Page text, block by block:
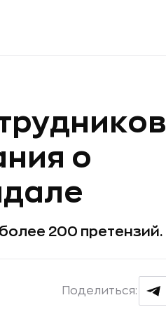
о
200 претензий.
Поделиться: